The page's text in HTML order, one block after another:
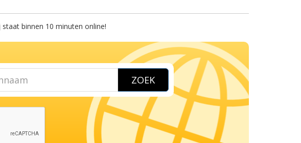
binnen 10 minuten online!
ZOEK